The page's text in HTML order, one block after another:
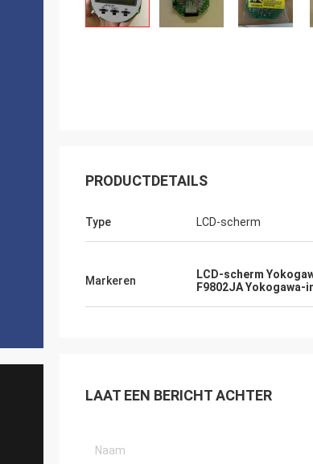
PRODUCTDETAILS
Type LCD-scherm
Markeren LCD-scherm
F9802JA Yokogawa-
LAAT EEN BERICHT ACHTER